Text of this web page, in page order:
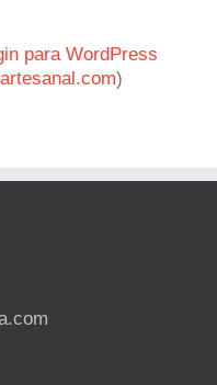
para WordPress
)